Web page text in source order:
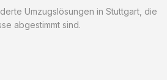
Umzugslösungen in Stuttgart, die
abgestimmt sind.